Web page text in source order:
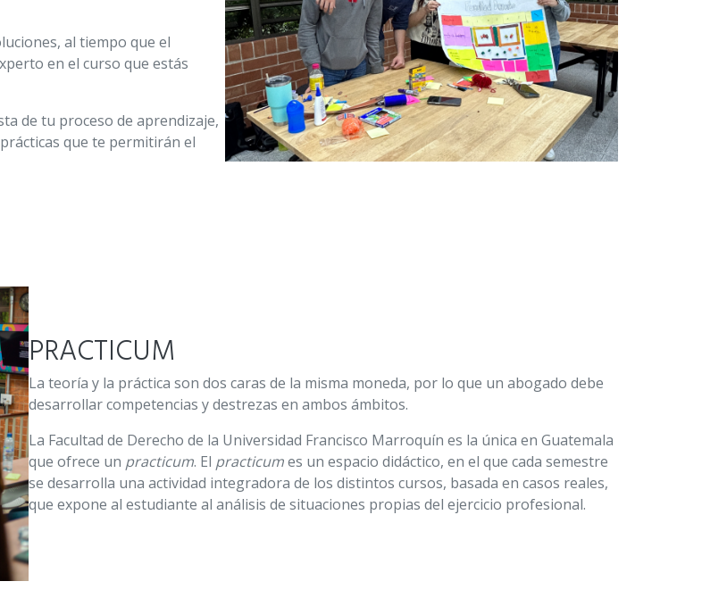
al tiempo que el
en el curso que estás
de tu proceso de aprendizaje,
que te permitirán el
PRACTICUM
La teoría y la práctica son dos caras de la misma moneda, por lo que un abogado debe
desarrollar competencias y destrezas en ambos ámbitos.
La Facultad de Derecho de la Universidad Francisco Marroquín es la única en Guatemala
que ofrece un practicum. El practicumes un espacio didáctico, en el que cada semestre
se desarrolla una actividad integradora de los distintos cursos, basada en casos reales,
que expone al estudiante al análisis de situaciones propias del ejercicio profesional.